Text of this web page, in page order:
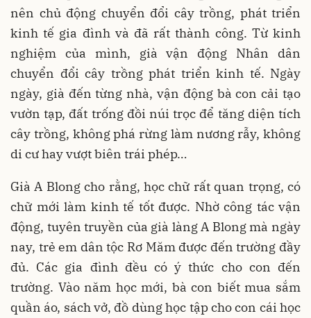
nên chủ động chuyển đổi cây trồng, phát triển
kinh tế gia đình và đã rất thành công. Từ kinh
nghiệm của mình, già vận động Nhân dân
chuyển đổi cây trồng phát triển kinh tế. Ngày
ngày, già đến từng nhà, vận động bà con cải tạo
vườn tạp, đất trống đồi núi trọc để tăng diện tích
cây trồng, không phá rừng làm nương rẫy, không
di cư hay vượt biên trái phép…
Già A Blong cho rằng, học chữ rất quan trọng, có
chữ mới làm kinh tế tốt được. Nhờ công tác vận
động, tuyên truyền của già làng A Blong mà ngày
nay, trẻ em dân tộc Rơ Măm được đến trường đầy
đủ. Các gia đình đều có ý thức cho con đến
trường. Vào năm học mới, bà con biết mua sắm
quần áo, sách vở, đồ dùng học tập cho con cái học